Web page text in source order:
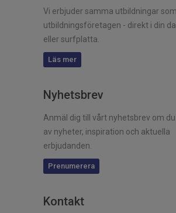
Vi erbjuder samma utbildningar
utbildningsföretagen - direkt i din
eller surfplatta.
Läs mer
Nyhetsbrev
Anmäl dig till vårt nyhetsbrev om du
av nyheter, inspiration och aktuella
erbjudanden.
Prenumerera
Kontakt